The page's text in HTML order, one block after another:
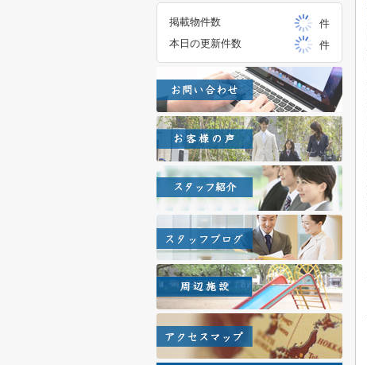
掲載物件数
件
本日の更新件数
件